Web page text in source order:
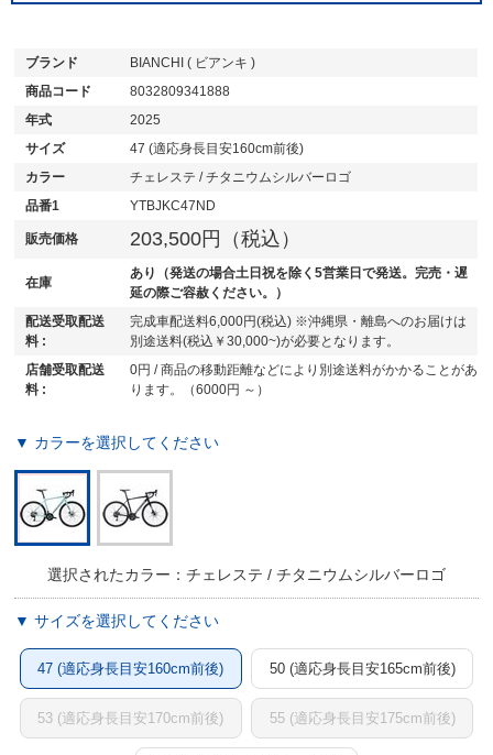
ブランド
BIANCHI ( ビアンキ )
商品コード
8032809341888
年式
2025
サイズ
47 (適応身長目安160cm前後)
カラー
チェレステ / チタニウムシルバーロゴ
品番1
YTBJKC47ND
販売価格 203,500円（税込）
在庫
あり（発送の場合土日祝を除く5営業日で発送。完売・遅
延の際ご容赦ください。）
配送受取配送
料 :
完成車配送料6,000円(税込) ※沖縄県・離島へのお届けは
別途送料(税込￥30,000~)が必要となります。
店舗受取配送
料 :
0円 / 商品の移動距離などにより別途送料がかかることがあ
ります。（6000円 ～）
▼ カラーを選択してください
選択されたカラー：チェレステ / チタニウムシルバーロゴ
▼ サイズを選択してください
47 (適応身長目安160cm前後) 50 (適応身長目安165cm前後)
53 (適応身長目安170cm前後) 55 (適応身長目安175cm前後)